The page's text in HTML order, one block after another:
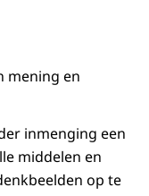
mening en
inmenging een
middelen en
op te